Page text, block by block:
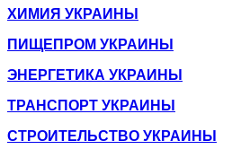
ХИМИЯ УКРАИНЫ
ПИЩЕПРОМ УКРАИНЫ
ЭНЕРГЕТИКА УКРАИНЫ
ТРАНСПОРТ УКРАИНЫ
СТРОИТЕЛЬСТВО УКРАИНЫ